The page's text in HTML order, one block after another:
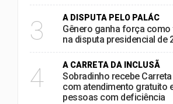
3 A DISPUTA PELO PALÁC
Gênero ganha força
na disputa presidencial de
4 A CARRETA DA INCLUSÃ
Sobradinho recebe
com atendimento gratuito
pessoas com deficiência